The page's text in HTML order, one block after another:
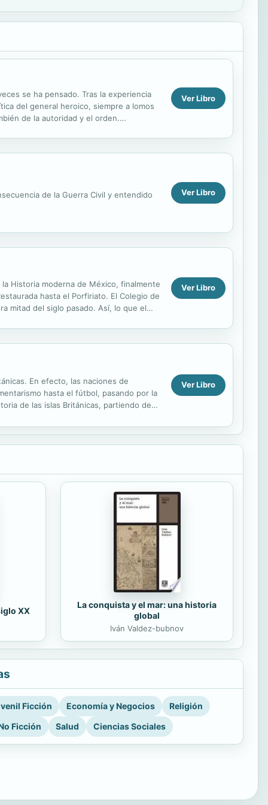
se ha pensado. Tras la experiencia
del general heroico, siempre a lomos
de la autoridad y el orden.
Ver Libro
de la Guerra Civil y entendido Ver Libro
Historia moderna de México, finalmente
hasta el Porfiriato. El Colegio de
mitad del siglo pasado. Así, lo que el
Ver Libro
En efecto, las naciones de
hasta el fútbol, pasando por la
de las islas Británicas, partiendo de
Ver Libro
XX
La conquista y el mar: una historia
global
Iván Valdez-bubnov
Ficción Economía y Negocios
Religión
Ficción
Salud Ciencias Sociales